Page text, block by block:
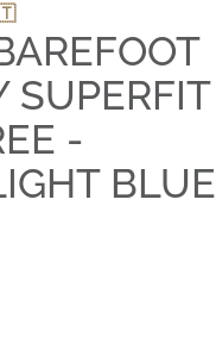
SUPERFIT
-
BLUE